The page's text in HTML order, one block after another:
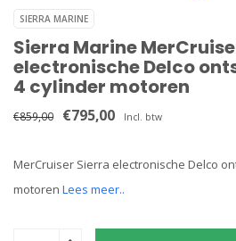
SIERRA MARINE
Sierra Marine
electronische Delco
4 cylinder motoren
€859,00 €795,00 Incl. btw
MerCruiser Sierra electronische Delco
motoren Lees meer..